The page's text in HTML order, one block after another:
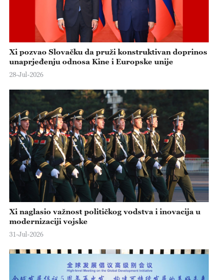
Xi pozvao Slovačku da pruži konstruktivan doprinos
unaprjeđenju odnosa Kine i Europske unije
28-Jul-2026
Xi naglasio važnost političkog vodstva i inovacija u
modernizaciji vojske
31-Jul-2026